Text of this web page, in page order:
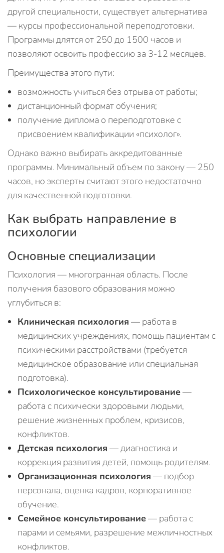
другой специальности, существует альтернатива
— курсы профессиональной переподготовки.
Программы длятся от 250 до 1500 часов и
позволяют освоить профессию за 3-12 месяцев.
Преимущества этого пути:
возможность учиться без отрыва от работы;
дистанционный формат обучения;
получение диплома о переподготовке с
присвоением квалификации «психолог».
Однако важно выбирать аккредитованные
программы. Минимальный объем по закону — 250
часов, но эксперты считают этого недостаточно
для качественной подготовки.
Как выбрать направление в
психологии
Основные специализации
Психология — многогранная область. После
получения базового образования можно
углубиться в:
Клиническая психология — работа в
медицинских учреждениях, помощь пациентам с
психическими расстройствами (требуется
медицинское образование или специальная
подготовка).
Психологическое консультирование—
работа с психически здоровыми людьми,
решение жизненных проблем, кризисов,
конфликтов.
Детская психология — диагностика и
коррекция развития детей, помощь родителям.
Организационная психология — подбор
персонала, оценка кадров, корпоративное
обучение.
Семейное консультирование— работа с
парами и семьями, разрешение межличностных
конфликтов.